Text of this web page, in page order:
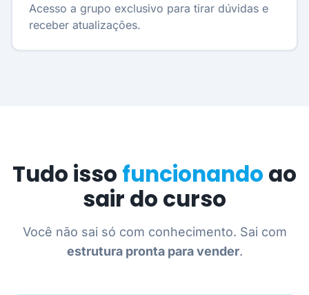
Acesso a grupo exclusivo para tirar dúvidas e
receber atualizações.
Tudo isso funcionando ao
sair do curso
Você não sai só com conhecimento. Sai com
estrutura pronta para vender.